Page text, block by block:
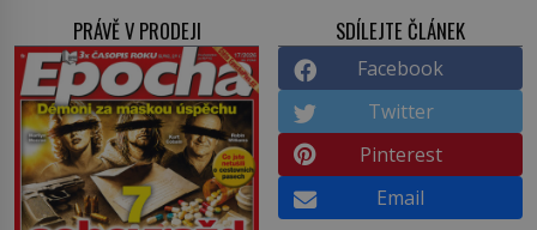
PRÁVĚ V PRODEJI SDÍLEJTE ČLÁNEK
Facebook
Twitter
Pinterest
Email